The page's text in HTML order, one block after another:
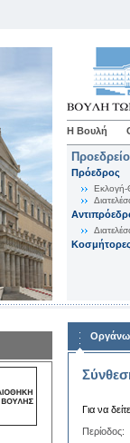
Η Βουλή
Προεδρείο
Πρόεδρος
Εκλογή-
Για να
Περίοδος: